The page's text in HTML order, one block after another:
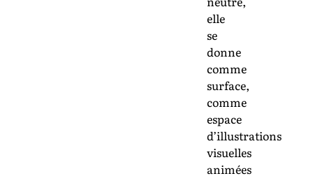
elle
se
donne
comme
surface,
comme
espace
d’illustrations
visuelles
animées